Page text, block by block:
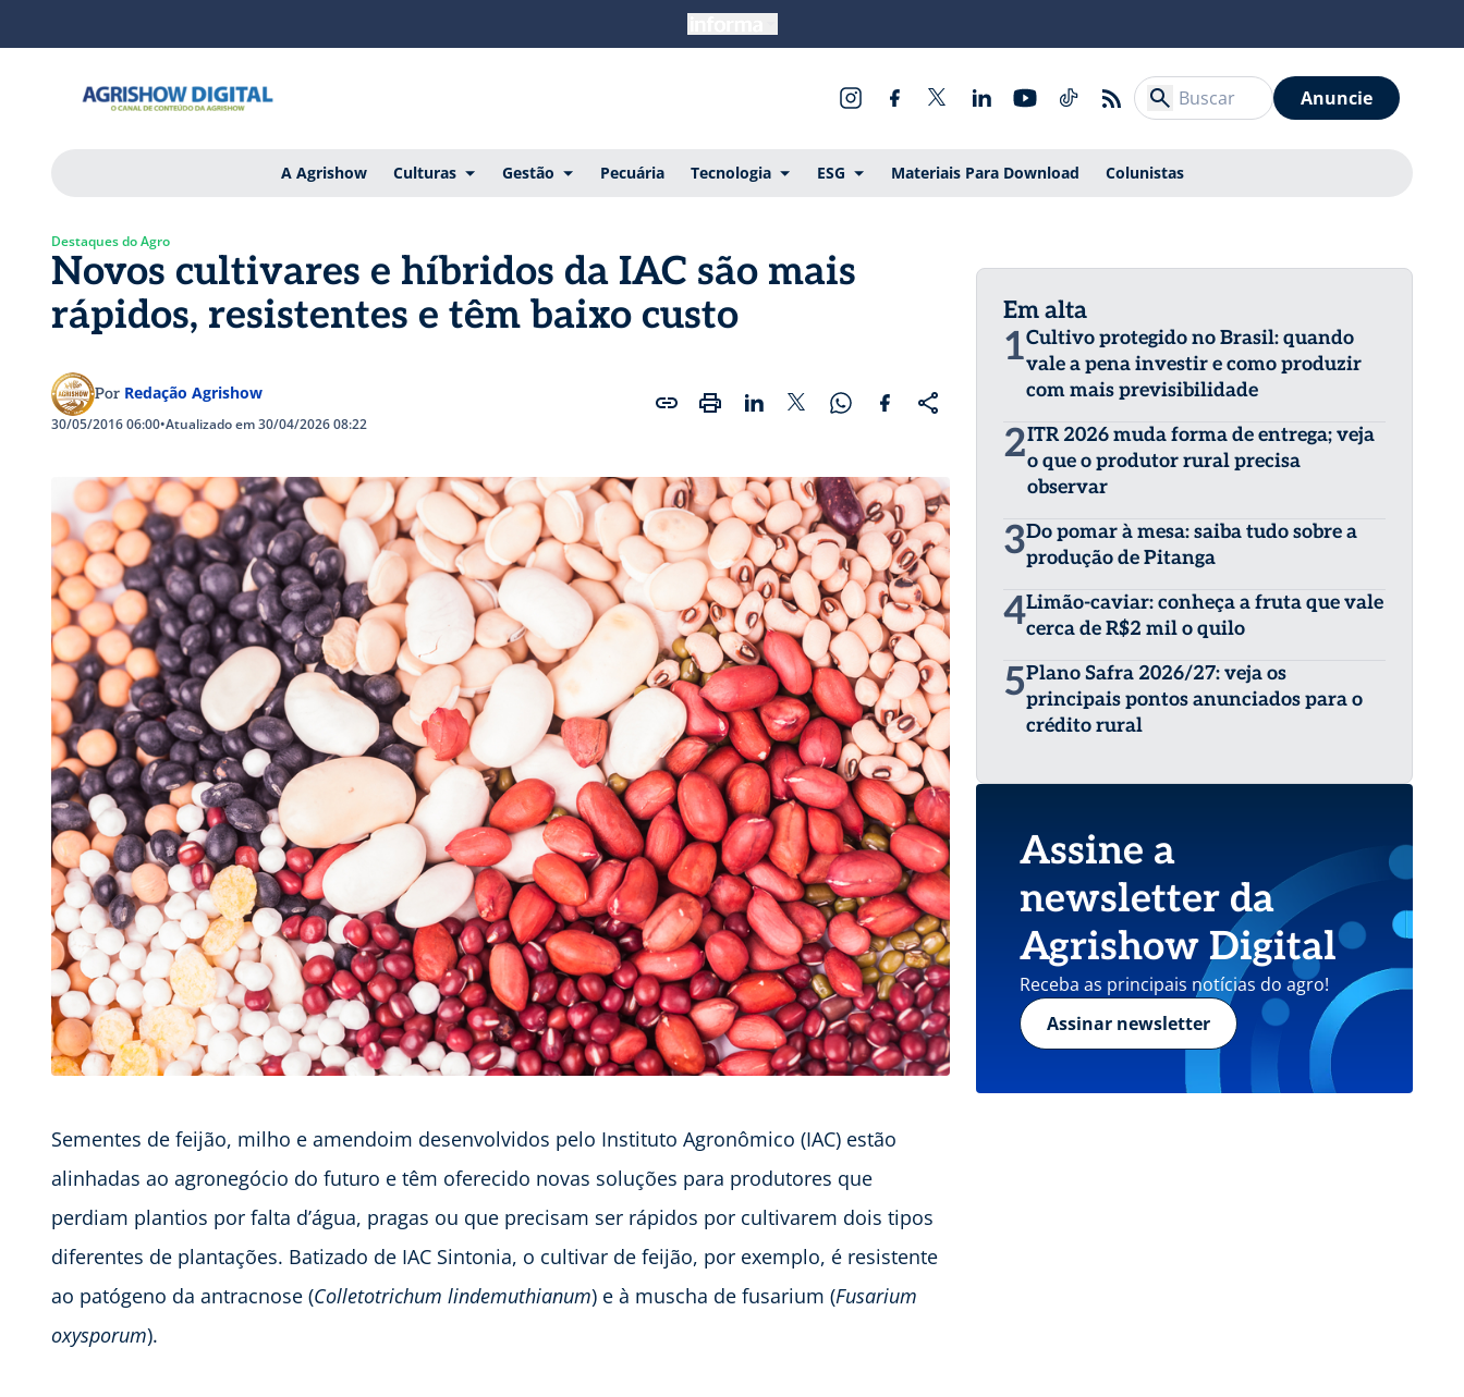
Anuncie
A Agrishow Culturas Gestão Pecuária Tecnologia ESG Materiais Para Download Colunistas
Destaques do Agro
Novos cultivares e híbridos da IAC são mais
rápidos, resistentes e têm baixo custo
Por Redação Agrishow
30/05/2016 06:00•Atualizado em 30/04/2026 08:22
Sementes de feijão, milho e amendoim desenvolvidos pelo Instituto Agronômico (IAC) estão
alinhadas ao agronegócio do futuro e têm oferecido novas soluções para produtores que
perdiam plantios por falta d’água, pragas ou que precisam ser rápidos por cultivarem dois tipos
diferentes de plantações. Batizado de IAC Sintonia, o cultivar de feijão, por exemplo, é resistente
ao patógeno da antracnose (Colletotrichum lindemuthianum) e à muscha de fusarium (Fusarium
oxysporum).
Em alta
1Cultivo protegido no Brasil: quando
vale a pena investir e como produzir
com mais previsibilidade
2ITR 2026 muda forma de entrega; veja
o que o produtor rural precisa
observar
3Do pomar à mesa: saiba tudo sobre a
produção de Pitanga
4Limão-caviar: conheça a fruta que vale
cerca de R$2 mil o quilo
5Plano Safra 2026/27: veja os
principais pontos anunciados para o
crédito rural
Assine a
newsletter da
Agrishow Digital
Receba as principais notícias do agro!
Assinar newsletter